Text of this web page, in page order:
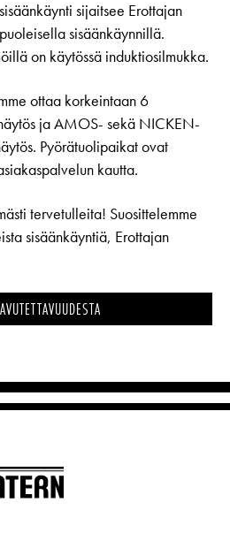
sijaitsee Erottajan
sisäänkäynnillä.
on käytössä induktiosilmukka.
ottaa korkeintaan 6
ja AMOS- sekä NICKEN-
Pyörätuolipaikat ovat
kautta.
tervetulleita! Suosittelemme
sisäänkäyntiä, Erottajan